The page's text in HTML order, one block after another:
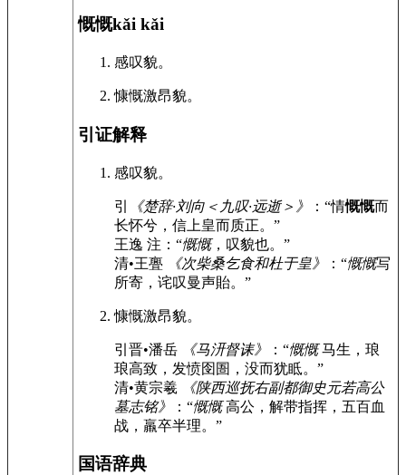
慨慨kǎi kǎi
感叹貌。
慷慨激昂貌。
引证解释
感叹貌。
引 《楚辞·刘向＜九叹·远逝＞》 ：“情慨慨而
长怀兮，信上皇而质正。”
王逸 注：“慨慨，叹貌也。”
清•王亹
《次柴桑乞食和杜于皇》 ：“慨慨写
所寄，诧叹曼声貽。”
慷慨激昂貌。
引 晋•潘岳 《马汧督诔》 ：“慨慨马生，琅
琅高致，发愤囹圄，没而犹眡。”
清•黄宗羲
《陕西巡抚右副都御史元若高公
墓志铭》
：“慨慨高公，解带指挥，五百血
战，羸卒半理。”
国语辞典